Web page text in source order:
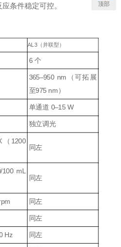
条件稳定可控。
AL3（并联型）
6 个
365–950 nm（可拓展
至975 nm）
单通道 0–15 W
独立调光
（1200
同左
mL
同左
同左
同左
Hz 同左
顶部